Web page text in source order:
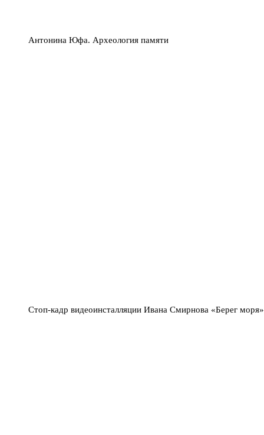
Антонина Юфа. Археология памяти
Стоп-кадр видеоинсталляции Ивана Смирнова «Берег моря»